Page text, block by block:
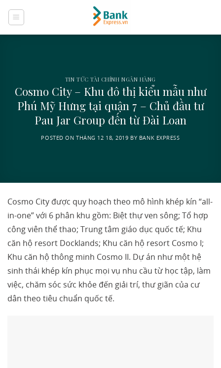
TIN TỨC TÀI CHÍNH NGÂN HÀNG
Cosmo City – Khu đô thị kiểu mẫu như
Phú Mỹ Hưng tại quận 7 – Chủ đầu tư
Pau Jar Group đến từ Đài Loan
POSTED ONTHÁNG 12 18, 2019 BY BANK EXPRESS
Cosmo City được quy hoạch theo mô hình khép kín “all-
in-one” với 6 phân khu gồm: Biệt thự ven sông; Tổ hợp
công viên thể thao; Trung tâm giáo dục quốc tế; Khu
căn hộ resort Docklands; Khu căn hộ resort Cosmo I;
Khu căn hộ thông minh Cosmo II. Dự án như một hệ
sinh thái khép kín phục mọi vụ nhu cầu từ học tập, làm
việc, chăm sóc sức khỏe đến giải trí, thư giãn của cư
dân theo tiêu chuẩn quốc tế.